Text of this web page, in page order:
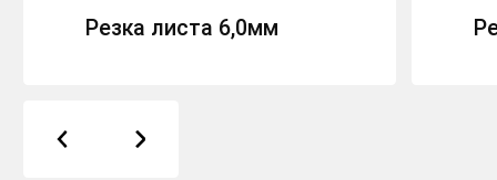
Резка листа 6,0мм